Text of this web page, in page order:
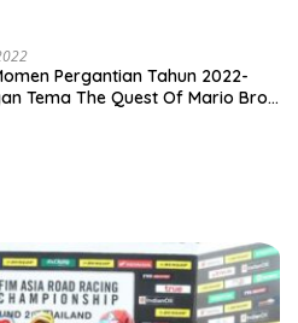
Pergantian Tahun 2022-
Tema The Quest Of Mario Bros